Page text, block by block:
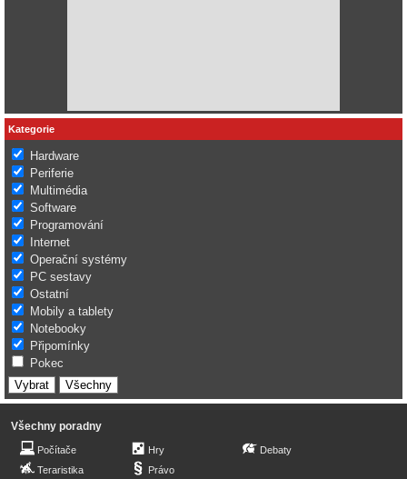
Kategorie
Hardware
Periferie
Multimédia
Software
Programování
Internet
Operační systémy
PC sestavy
Ostatní
Mobily a tablety
Notebooky
Připomínky
Pokec
Všechny poradny
Počítače
Teraristika
Hry
Právo
Debaty